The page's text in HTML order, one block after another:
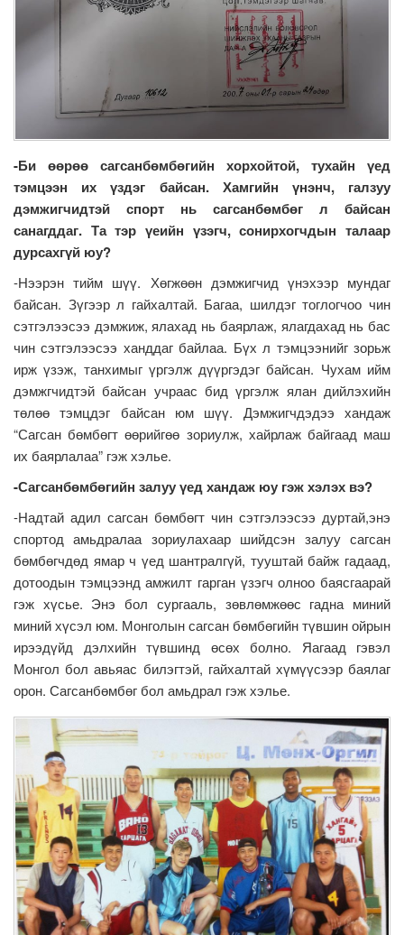
-Би өөрөө сагсанбөмбөгийн хорхойтой, тухайн үед
тэмцээн их үздэг байсан. Хамгийн үнэнч, галзуу
дэмжигчидтэй спорт нь сагсанбөмбөг л байсан
санагддаг. Та тэр үеийн үзэгч, сонирхогчдын талаар
дурсахгүй юу?
-Нээрэн тийм шүү. Хөгжөөн дэмжигчид үнэхээр мундаг
байсан. Зүгээр л гайхалтай. Багаа, шилдэг тоглогчоо чин
сэтгэлээсээ дэмжиж, ялахад нь баярлаж, ялагдахад нь бас
чин сэтгэлээсээ ханддаг байлаа. Бүх л тэмцээнийг зорьж
ирж үзэж, танхимыг үргэлж дүүргэдэг байсан. Чухам ийм
дэмжгчидтэй байсан учраас бид үргэлж ялан дийлэхийн
төлөө тэмцдэг байсан юм шүү. Дэмжигчдэдээ хандаж
“Сагсан бөмбөгт өөрийгөө зориулж, хайрлаж байгаад маш
их баярлалаа” гэж хэлье.
-Сагсанбөмбөгийн залуу үед хандаж юу гэж хэлэх вэ?
-Надтай адил сагсан бөмбөгт чин сэтгэлээсээ дуртай,энэ
спортод амьдралаа зориулахаар шийдсэн залуу сагсан
бөмбөгчдөд ямар ч үед шантралгүй, тууштай байж гадаад,
дотоодын тэмцээнд амжилт гарган үзэгч олноо баясгаарай
гэж хүсье. Энэ бол сургааль, зөвлөмжөөс гадна миний
миний хүсэл юм. Монголын сагсан бөмбөгийн түвшин ойрын
ирээдүйд дэлхийн түвшинд өсөх болно. Яагаад гэвэл
Монгол бол авьяас билэгтэй, гайхалтай хүмүүсээр баялаг
орон. Сагсанбөмбөг бол амьдрал гэж хэлье.